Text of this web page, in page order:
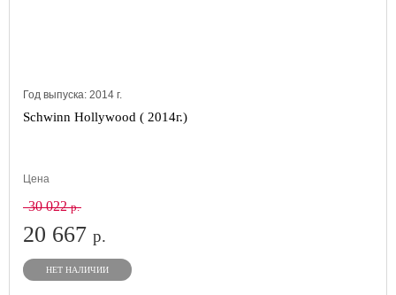
Год выпуска: 2014 г.
Schwinn Hollywood ( 2014г.)
Цена
30 022р.
20 667 р.
НЕТ НАЛИЧИИ